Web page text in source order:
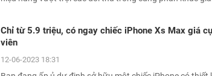
Chỉ từ 5.9 triệu, có ngay chiếc iPhone Xs Max giá
viên
12-06-2023 18:31